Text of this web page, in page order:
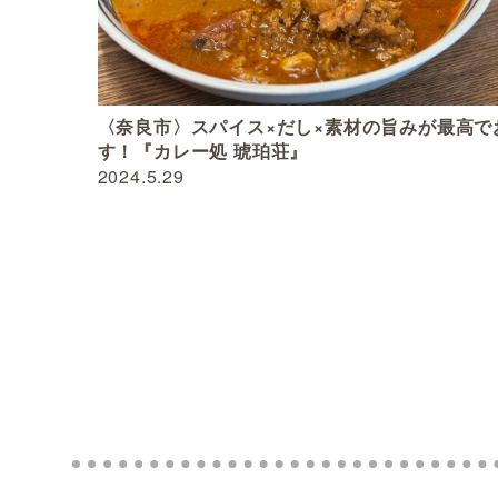
2024.5.29
〈奈良市〉スパイス×だし×素材の旨みが最高
す！『カレー処 琥珀荘』